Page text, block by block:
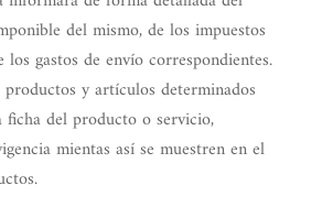
del mismo, de los impuestos
gastos de envío correspondientes.
y artículos determinados
ficha del producto o servicio,
mientas así se muestren en el